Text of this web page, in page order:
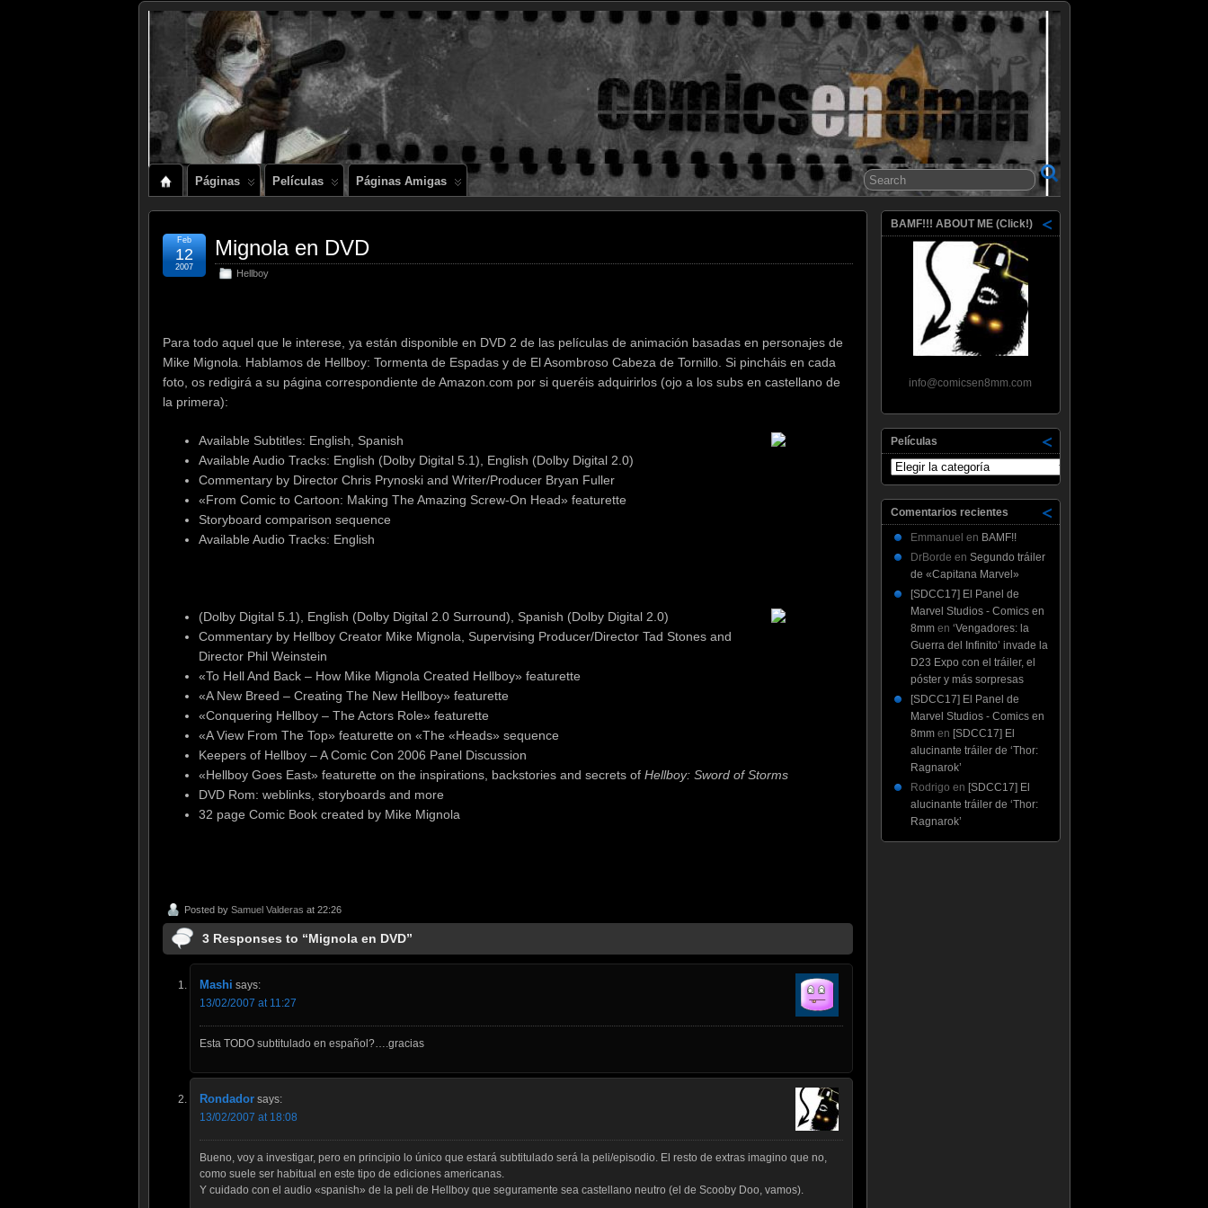
Comics en 8mm
Páginas Películas Páginas Amigas
Mignola en DVD
Hellboy
Feb
12
2007
Para todo aquel que le interese, ya están disponible en DVD 2 de las películas de animación basadas en personajes de
Mike Mignola. Hablamos de Hellboy: Tormenta de Espadas y de El Asombroso Cabeza de Tornillo. Si pincháis en cada
foto, os redigirá a su página correspondiente de Amazon.com por si queréis adquirirlos (ojo a los subs en castellano de
la primera):
Available Subtitles: English, Spanish
Available Audio Tracks: English (Dolby Digital 5.1), English (Dolby Digital 2.0)
Commentary by Director Chris Prynoski and Writer/Producer Bryan Fuller
«From Comic to Cartoon: Making The Amazing Screw-On Head» featurette
Storyboard comparison sequence
Available Audio Tracks: English
(Dolby Digital 5.1), English (Dolby Digital 2.0 Surround), Spanish (Dolby Digital 2.0)
Commentary by Hellboy Creator Mike Mignola, Supervising Producer/Director Tad Stones and
Director Phil Weinstein
«To Hell And Back – How Mike Mignola Created Hellboy» featurette
«A New Breed – Creating The New Hellboy» featurette
«Conquering Hellboy – The Actors Role» featurette
«A View From The Top» featurette on «The «Heads» sequence
Keepers of Hellboy – A Comic Con 2006 Panel Discussion
«Hellboy Goes East» featurette on the inspirations, backstories and secrets ofHellboy: Sword of Storms
DVD Rom: weblinks, storyboards and more
32 page Comic Book created by Mike Mignola
Posted by Samuel Valderas at 22:26
3 Responses to “Mignola en DVD”
Mashi says:
13/02/2007 at 11:27
Esta TODO subtitulado en español?….gracias
Rondador says:
13/02/2007 at 18:08
Bueno, voy a investigar, pero en principio lo único que estará subtitulado será la peli/episodio. El resto de extras imagino que no,
como suele ser habitual en este tipo de ediciones americanas.
Y cuidado con el audio «spanish» de la peli de Hellboy que seguramente sea castellano neutro (el de Scooby Doo, vamos).
BAMF!!! ABOUT ME (Click!)
info@comicsen8mm.com
Películas
Películas
Comentarios recientes
Emmanuel en BAMF!!
DrBorde en Segundo tráiler
de «Capitana Marvel»
[SDCC17] El Panel de
Marvel Studios - Comics en
8mmen ‘Vengadores: la
Guerra del Infinito’ invade la
D23 Expo con el tráiler, el
póster y más sorpresas
[SDCC17] El Panel de
Marvel Studios - Comics en
8mmen [SDCC17] El
alucinante tráiler de ‘Thor:
Ragnarok’
Rodrigo en [SDCC17] El
alucinante tráiler de ‘Thor:
Ragnarok’